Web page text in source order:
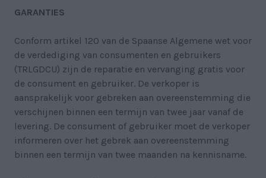
GARANTIES
Conform artikel 120 van de Spaanse Algemene wet voor
de verdediging van consumenten en gebruikers
(TRLGDCU) zijn de reparatie en vervanging gratis voor
de consument en gebruiker. De verkoper is
aansprakelijk voor gebreken aan overeenstemming die
verschijnen binnen een termijn van twee jaar vanaf de
levering. De consument of gebruiker moet de verkoper
informeren over het gebrek aan overeenstemming
binnen een termijn van twee maanden na kennisname.